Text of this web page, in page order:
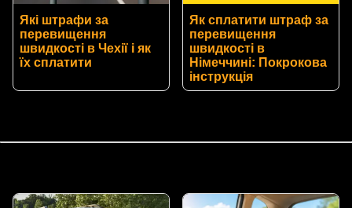
Які штрафи за
перевищення
швидкості в Чехії і як
їх сплатити
Як сплатити штраф за
перевищення
швидкості в
Німеччині: Покрокова
інструкція